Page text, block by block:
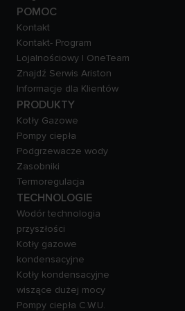
POMOC
Kontakt
Kontakt- Program
Lojalnościowy | OneTeam
Znajdź Serwis Ariston
Informacje dla Klientów
PRODUKTY
Kotły Gazowe
Pompy ciepła
Podgrzewacze wody
Zasobniki
Termoregulacja
TECHNOLOGIE
Wodór technologia
przyszłości
Kotły gazowe
kondensacyjne
Kotły kondensacyjne
wiszące dużej mocy
Pompy ciepła C.W.U.